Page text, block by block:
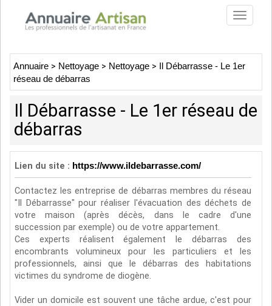
Toggle
Annuaire > Nettoyage > Nettoyage >
Il Débarrasse - Le 1er
réseau de débarras
Il Débarrasse - Le 1er réseau de
débarras
Lien du site : https://www.ildebarrasse.com/
Contactez les entreprise de débarras membres du réseau
"Il Débarrasse" pour réaliser l'évacuation des déchets de
votre maison (après décès, dans le cadre d'une
succession par exemple) ou de votre appartement.
Ces experts réalisent également le débarras des
encombrants volumineux pour les particuliers et les
professionnels, ainsi que le débarras des habitations
victimes du syndrome de diogène.
Vider un domicile est souvent une tâche ardue, c'est pour